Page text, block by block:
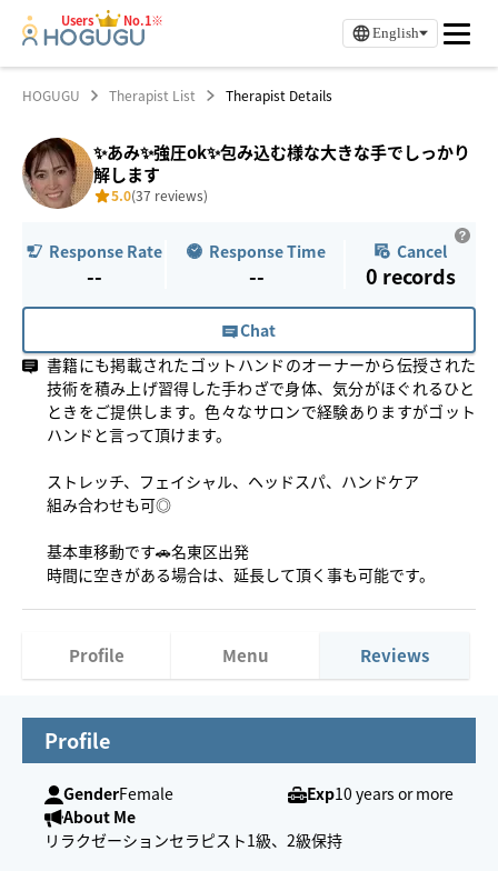
Users No.1※
English
HOGUGU Therapist List Therapist Details
✨あみ✨強圧ok✨包み込む様な大きな手でしっかり
解します
5.0(37 reviews)
Response Rate
--
Response Time
--
Cancel
0 records
Chat
書籍にも掲載されたゴットハンドのオーナーから伝授された
技術を積み上げ習得した手わざで身体、気分がほぐれるひと
ときをご提供します。色々なサロンで経験ありますがゴット
ハンドと言って頂けます。
ストレッチ、フェイシャル、ヘッドスパ、ハンドケア
組み合わせも可◎
基本車移動です🚗名東区出発
時間に空きがある場合は、延長して頂く事も可能です。
Profile Menu Reviews
Profile
GenderFemale Exp10 years or more
About Me
リラクゼーションセラピスト1級、2級保持